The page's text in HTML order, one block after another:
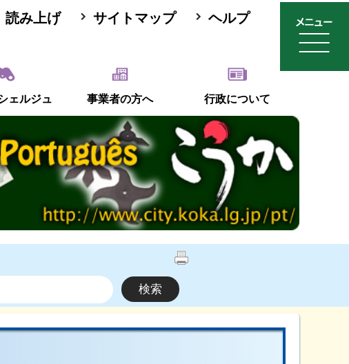
読み上げ サイトマップ ヘルプ
ェルジュ 事業者の方へ 行政について